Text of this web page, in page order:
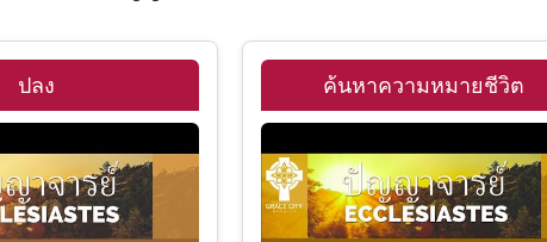
ปลง ค้นหาความหมายชีวิต